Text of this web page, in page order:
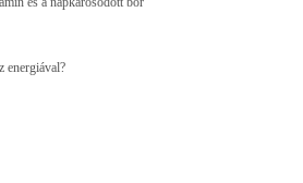
energiával?